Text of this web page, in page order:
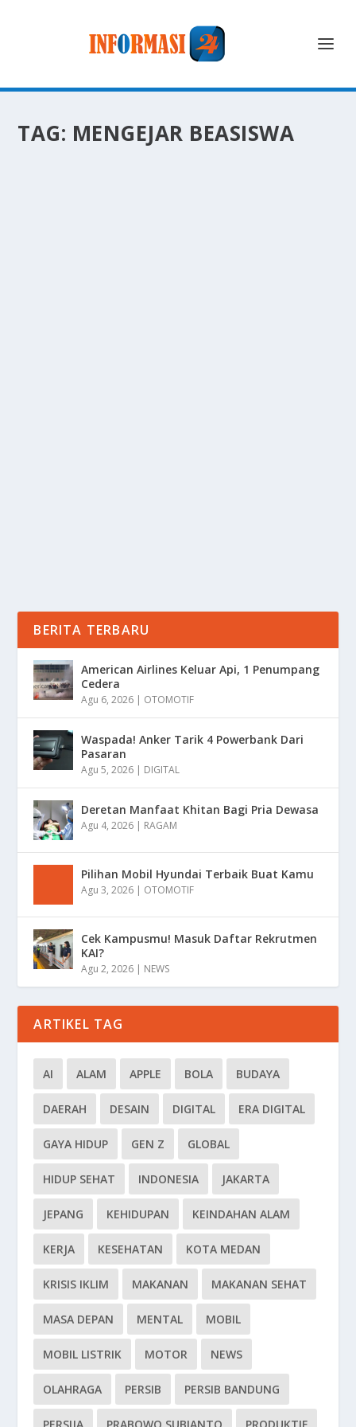
TAG: MENGEJAR BEASISWA
BERITA TERBARU
American Airlines Keluar Api, 1 Penumpang
Cedera
Agu 6, 2026 | OTOMOTIF
Waspada! Anker Tarik 4 Powerbank Dari
Pasaran
Agu 5, 2026 | DIGITAL
Deretan Manfaat Khitan Bagi Pria Dewasa
Agu 4, 2026 | RAGAM
Pilihan Mobil Hyundai Terbaik Buat Kamu
Agu 3, 2026 | OTOMOTIF
Cek Kampusmu! Masuk Daftar Rekrutmen
KAI?
Agu 2, 2026 | NEWS
ARTIKEL TAG
AI ALAM APPLE BOLA BUDAYA
DAERAH DESAIN DIGITAL ERA DIGITAL
GAYA HIDUP GEN Z GLOBAL
HIDUP SEHAT INDONESIA JAKARTA
JEPANG KEHIDUPAN KEINDAHAN ALAM
KERJA KESEHATAN KOTA MEDAN
KRISIS IKLIM MAKANAN MAKANAN SEHAT
MASA DEPAN MENTAL MOBIL
MOBIL LISTRIK MOTOR NEWS
OLAHRAGA PERSIB PERSIB BANDUNG